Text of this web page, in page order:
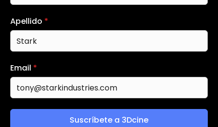
Apellido *
Email *
Suscríbete a 3Dcine